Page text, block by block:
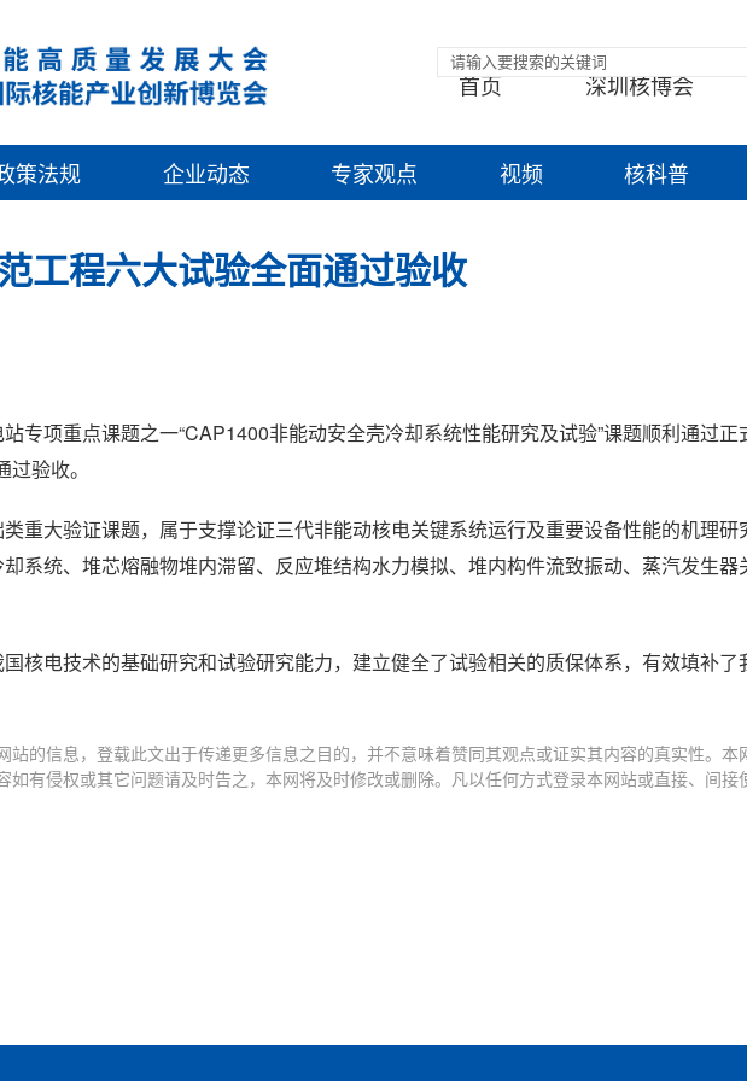
首页 深圳核博会
策法规 企业动态 专家观点 视频 核科普
工程六大试验全面通过验收
专项重点课题之一“CAP1400非能动安全壳冷却系统性能研究及试验”课题顺利通过正
验收。
重大验证课题，属于支撑论证三代非能动核电关键系统运行及重要设备性能的机理研
系统、堆芯熔融物堆内滞留、反应堆结构水力模拟、堆内构件流致振动、蒸汽发生器
核电技术的基础研究和试验研究能力，建立健全了试验相关的质保体系，有效填补了
站的信息，登载此文出于传递更多信息之目的，并不意味着赞同其观点或证实其内容的真实性。本
如有侵权或其它问题请及时告之，本网将及时修改或删除。凡以任何方式登录本网站或直接、间接